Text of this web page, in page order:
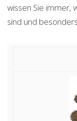
wissen Sie immer,
sind und